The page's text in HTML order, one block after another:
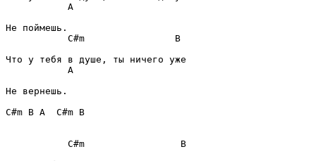
A
C#m
B
A
Не вернешь.
C#m B A C#m B
C#m
B